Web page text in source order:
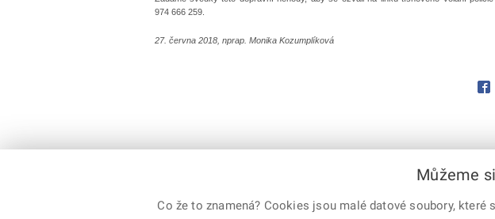
974 666 259.
27. června 2018, nprap. Monika Kozumplíková
Můžeme
Co že to znamená? Cookies jsou malé datové soubory,